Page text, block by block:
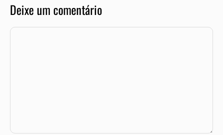
Deixe um comentário
Comentário